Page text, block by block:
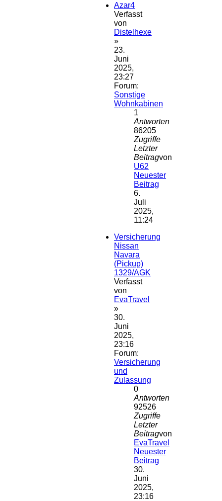
Azar4
Verfasst
von
Distelhexe
»
23.
Juni
2025,
23:27
Forum:
Sonstige
Wohnkabinen
1
Antworten
86205
Zugriffe
Letzter
Beitragvon
U62
Neuester
Beitrag
6.
Juli
2025,
11:24
Versicherung
Nissan
Navara
(Pickup)
1329/AGK
Verfasst
von
EvaTravel
»
30.
Juni
2025,
23:16
Forum:
Versicherung
und
Zulassung
0
Antworten
92526
Zugriffe
Letzter
Beitragvon
EvaTravel
Neuester
Beitrag
30.
Juni
2025,
23:16